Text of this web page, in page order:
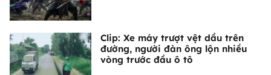
Clip: Xe máy trượt vệt dầu trên
đường, người đàn ông lộn nhiều
vòng trước đầu ô tô